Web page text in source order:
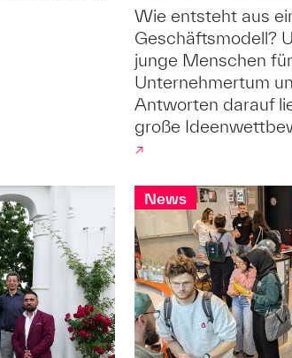
Wie entsteht aus
Geschäftsmodell?
junge Menschen
Unternehmertum
Antworten darauf
große
↗
News